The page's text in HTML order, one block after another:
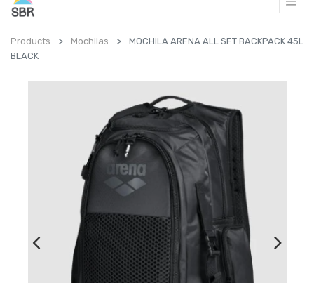
Products Mochilas
MOCHILA ARENA ALL SET BACKPACK 45L
BLACK